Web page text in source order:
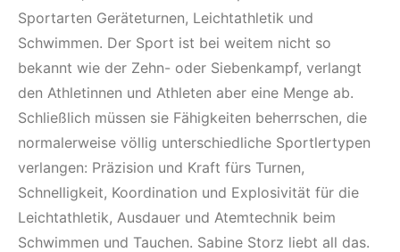
Sportarten Geräteturnen, Leichtathletik und
Schwimmen. Der Sport ist bei weitem nicht so
bekannt wie der Zehn- oder Siebenkampf, verlangt
den Athletinnen und Athleten aber eine Menge ab.
Schließlich müssen sie Fähigkeiten beherrschen, die
normalerweise völlig unterschiedliche Sportlertypen
verlangen: Präzision und Kraft fürs Turnen,
Schnelligkeit, Koordination und Explosivität für die
Leichtathletik, Ausdauer und Atemtechnik beim
Schwimmen und Tauchen. Sabine Storz liebt all das.